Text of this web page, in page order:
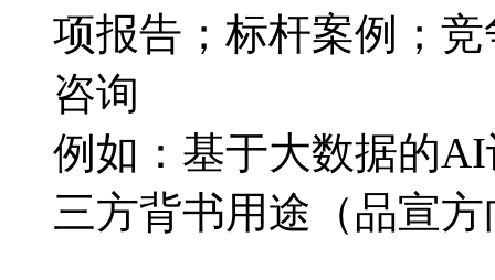
项报告；标杆案例；
咨询
例如：基于大数据的
三方背书用途（品宣